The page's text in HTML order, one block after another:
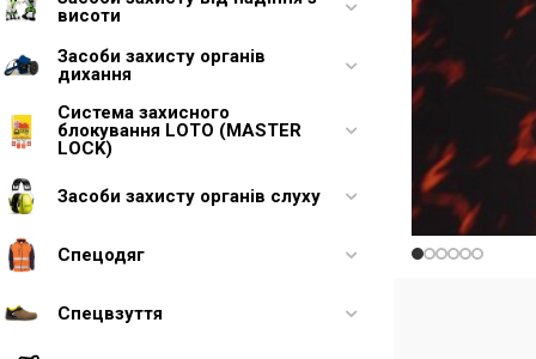
висоти
Засоби захисту органів
дихання
Система захисного
блокування LOTO (MASTER
LOCK)
Засоби захисту органів слуху
Спецодяг
Спецвзуття